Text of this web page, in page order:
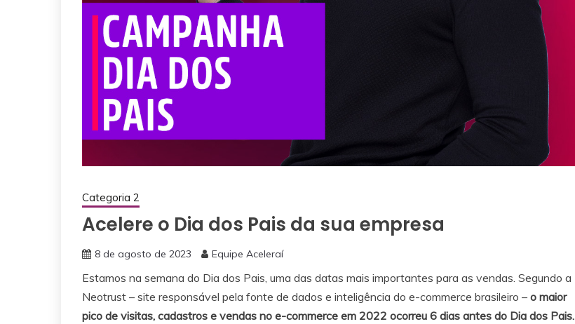
Categoria 2
Acelere o Dia dos Pais da sua empresa
8 de agosto de 2023 Equipe Aceleraí
Estamos na semana do Dia dos Pais, uma das datas mais importantes para as vendas. Segundo a
Neotrust – site responsável pela fonte de dados e inteligência do e-commerce brasileiro – o maior
pico de visitas, cadastros e vendas no e-commerce em 2022 ocorreu 6 dias antes do Dia dos Pais.